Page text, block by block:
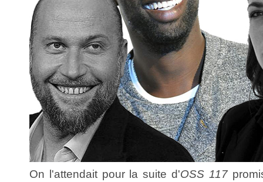
On l'attendait pour la suite d'OSS 117